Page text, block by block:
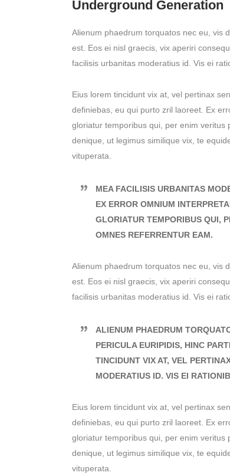
Underground Generation
Alienum phaedrum torquatos nec eu, vis
est. Eos ei nisl graecis, vix aperiri
facilisis urbanitas moderatius id. Vis ei
Eius lorem tincidunt vix at, vel pertinax
definiebas, eu qui purto zril laoreet. Ex
gloriatur temporibus qui, per enim
denique, ut legimus similique vix, te
vituperata.
MEA FACILISIS URBANITAS
EX ERROR OMNIUM
GLORIATUR TEMPORIBUS QUI,
OMNES REFERRENTUR EAM.
Alienum phaedrum torquatos nec eu, vis
est. Eos ei nisl graecis, vix aperiri
facilisis urbanitas moderatius id. Vis ei
ALIENUM PHAEDRUM
PERICULA EURIPIDIS, HINC
TINCIDUNT VIX AT, VEL
MODERATIUS ID. VIS EI
Eius lorem tincidunt vix at, vel pertinax
definiebas, eu qui purto zril laoreet. Ex
gloriatur temporibus qui, per enim
denique, ut legimus similique vix, te
vituperata.